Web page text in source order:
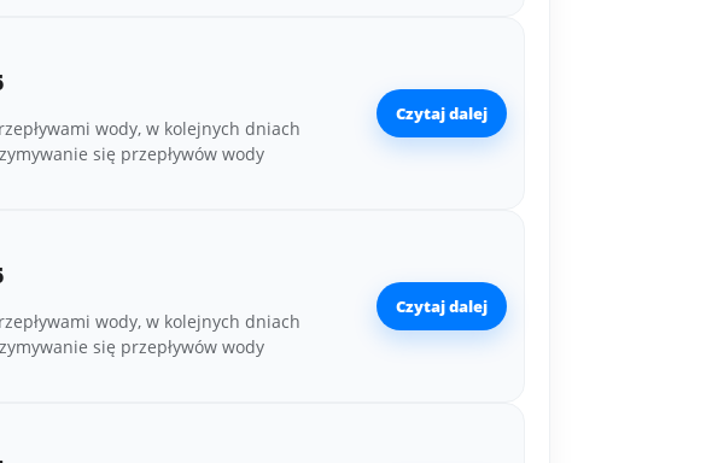
wody, w kolejnych dniach
się przepływów wody
Czytaj dalej
wody, w kolejnych dniach
się przepływów wody
Czytaj dalej